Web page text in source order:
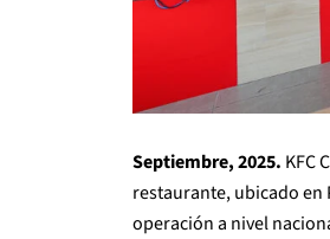
Septiembre, 2025. KFC
restaurante, ubicado en
operación a nivel